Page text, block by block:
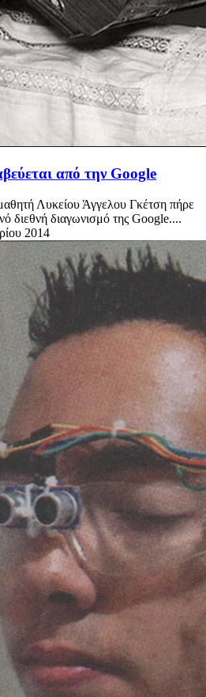
από την Google
Λυκείου Άγγελου Γκέτση πήρε
διεθνή διαγωνισμό της Google....
2014